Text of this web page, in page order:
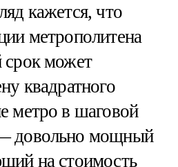
кажется, что
метрополитена
срок может
квадратного
метро в шаговой
довольно мощный
на стоимость